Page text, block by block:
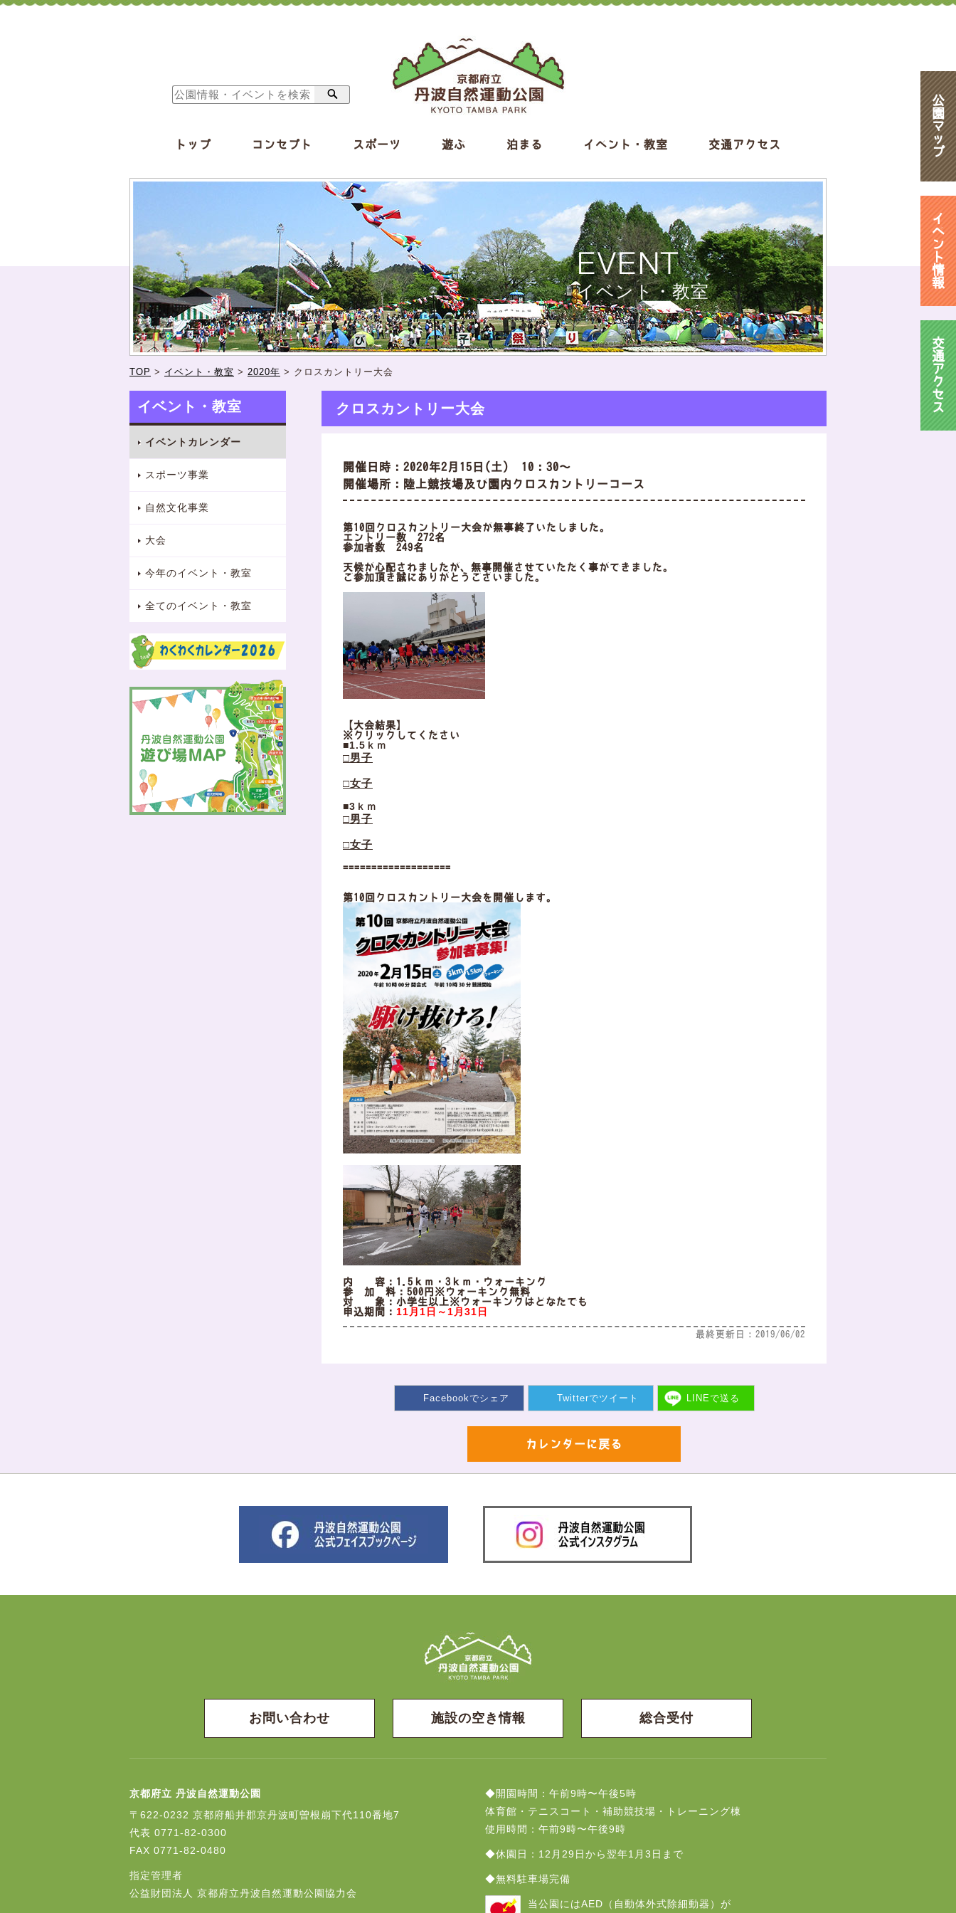
トップ コンセプト スポーツ 遊ぶ 泊まる イベント・教室 交通アクセス
公
園
マ
ッ
プ
イ
ベ
ン
ト
情
報
交
通
ア
ク
セ
ス
EVENT
イベント・教室
TOP > イベント・教室 > 2020年 > クロスカントリー大会
イベント・教室
イベントカレンダー
スポーツ事業
自然文化事業
大会
今年のイベント・教室
全てのイベント・教室
クロスカントリー大会
開催日時：2020年2月15日(土) 10：30～
開催場所：陸上競技場及び園内クロスカントリーコース
第10回クロスカントリー大会が無事終了いたしました。
エントリー数 272名
参加者数 249名
天候が心配されましたが、無事開催させていただく事ができました。
ご参加頂き誠にありがとうございました。
【大会結果】
※クリックしてください
■1.5ｋｍ
□男子
□女子
■3ｋｍ
□男子
□女子
===================
第10回クロスカントリー大会を開催します。
内 容：1.5ｋｍ・3ｋｍ・ウォーキング
参 加 料：500円※ウォーキング無料
対 象：小学生以上※ウォーキングはどなたでも
申込期間： 11月1日～1月31日
最終更新日：2019/06/02
Facebookでシェア Twitterでツイート LINEで送る
カレンダーに戻る
お問い合わせ 施設の空き情報 総合受付
京都府立 丹波自然運動公園
〒622-0232 京都府船井郡京丹波町曽根崩下代110番地7
代表 0771-82-0300
FAX 0771-82-0480
指定管理者
公益財団法人 京都府立丹波自然運動公園協力会
◆開園時間：午前9時〜午後5時
体育館・テニスコート・補助競技場・トレーニング棟
使用時間：午前9時〜午後9時
◆休園日：12月29日から翌年1月3日まで
◆無料駐車場完備
当公園にはAED（自動体外式除細動器）が